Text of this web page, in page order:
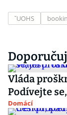
ˇUOHS
Vláda
Podívejte
Domácí